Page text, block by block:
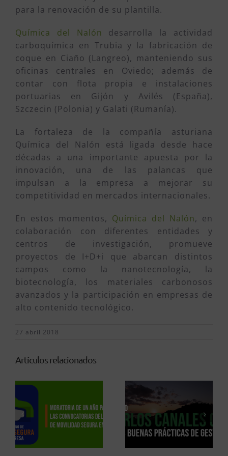
para la renovación de su plantilla.
Química del Nalón desarrolla la actividad
carboquímica en Trubia y la fabricación de
coque en Ciaño (Langreo), manteniendo sus
oficinas centrales en Oviedo; además de
contar con flota propia e instalaciones
portuarias en Gijón y Avilés (España),
Szczecin (Polonia) y Galati (Rumanía).
La fortaleza de la compañía asturiana
Química del Nalón está ligada desde hace
décadas a una importante apuesta por la
innovación, una de las palancas que
impulsan a la empresa a mejorar su
competitividad en mercados internacionales.
En estos momentos, Química del Nalón, en
colaboración con diferentes entidades y
centros de investigación, promueve
proyectos de I+D+i que abarcan distintos
campos como la nanotecnología, la
biotecnología, los materiales carbonosos
avanzados y la participación en empresas de
alto contenido tecnológico.
27 abril 2018
Artículos relacionados